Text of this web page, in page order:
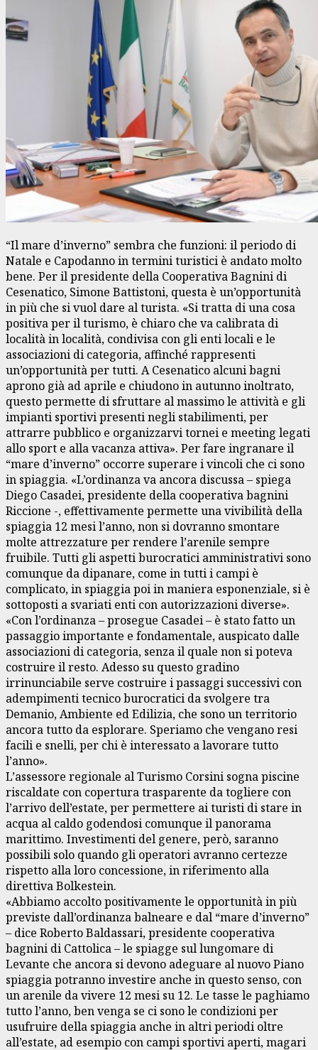
“Il mare d’inverno” sembra che funzioni: il periodo di
Natale e Capodanno in termini turistici è andato molto
bene. Per il presidente della Cooperativa Bagnini di
Cesenatico, Simone Battistoni, questa è un’opportunità
in più che si vuol dare al turista. «Si tratta di una cosa
positiva per il turismo, è chiaro che va calibrata di
località in località, condivisa con gli enti locali e le
associazioni di categoria, affinché rappresenti
un’opportunità per tutti. A Cesenatico alcuni bagni
aprono già ad aprile e chiudono in autunno inoltrato,
questo permette di sfruttare al massimo le attività e gli
impianti sportivi presenti negli stabilimenti, per
attrarre pubblico e organizzarvi tornei e meeting legati
allo sport e alla vacanza attiva». Per fare ingranare il
“mare d’inverno” occorre superare i vincoli che ci sono
in spiaggia. «L’ordinanza va ancora discussa – spiega
Diego Casadei, presidente della cooperativa bagnini
Riccione -, effettivamente permette una vivibilità della
spiaggia 12 mesi l’anno, non si dovranno smontare
molte attrezzature per rendere l’arenile sempre
fruibile. Tutti gli aspetti burocratici amministrativi sono
comunque da dipanare, come in tutti i campi è
complicato, in spiaggia poi in maniera esponenziale, si è
sottoposti a svariati enti con autorizzazioni diverse».
«Con l’ordinanza – prosegue Casadei – è stato fatto un
passaggio importante e fondamentale, auspicato dalle
associazioni di categoria, senza il quale non si poteva
costruire il resto. Adesso su questo gradino
irrinunciabile serve costruire i passaggi successivi con
adempimenti tecnico burocratici da svolgere tra
Demanio, Ambiente ed Edilizia, che sono un territorio
ancora tutto da esplorare. Speriamo che vengano resi
facili e snelli, per chi è interessato a lavorare tutto
l’anno».
L’assessore regionale al Turismo Corsini sogna piscine
riscaldate con copertura trasparente da togliere con
l’arrivo dell’estate, per permettere ai turisti di stare in
acqua al caldo godendosi comunque il panorama
marittimo. Investimenti del genere, però, saranno
possibili solo quando gli operatori avranno certezze
rispetto alla loro concessione, in riferimento alla
direttiva Bolkestein.
«Abbiamo accolto positivamente le opportunità in più
previste dall’ordinanza balneare e dal “mare d’inverno”
– dice Roberto Baldassari, presidente cooperativa
bagnini di Cattolica – le spiagge sul lungomare di
Levante che ancora si devono adeguare al nuovo Piano
spiaggia potranno investire anche in questo senso, con
un arenile da vivere 12 mesi su 12. Le tasse le paghiamo
tutto l’anno, ben venga se ci sono le condizioni per
usufruire della spiaggia anche in altri periodi oltre
all’estate, ad esempio con campi sportivi aperti, magari